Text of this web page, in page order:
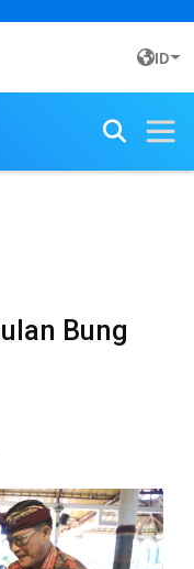
ID
Bung